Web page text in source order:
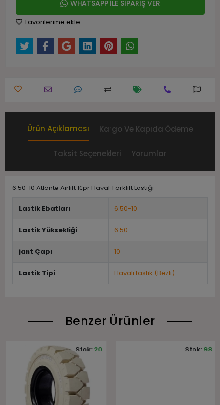
WHATSAPP İLE SİPARİŞ VER
Favorilerime ekle
Ürün Açıklaması Kargo Ve Kapıda Ödeme
Taksit Seçenekleri Yorumlar
6.50-10 Atlante Aırlıft 10pr Havalı Forklift Lastiği
Lastik Ebatları 6.50-10
Lastik Yüksekliği 6.50
jant Çapı 10
Lastik Tipi Havalı Lastik (Bezli)
Benzer Ürünler
Stok:20 Stok:98